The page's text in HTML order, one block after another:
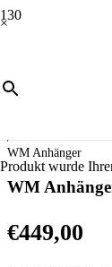
×
Produkt wurde
Halsschmuck
/
WM Anhänger
WM
€449,00